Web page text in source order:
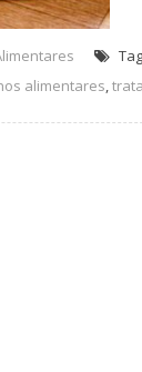
alimentares,